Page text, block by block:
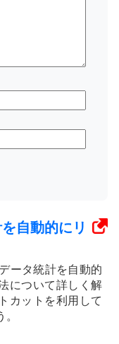
自動的にリ
ータ統計を自動的
について詳しく解
カットを利用して